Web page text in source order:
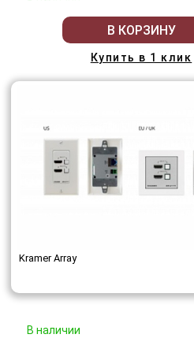
В КОРЗИНУ
Купить в 1 клик
Kramer Array
В наличии